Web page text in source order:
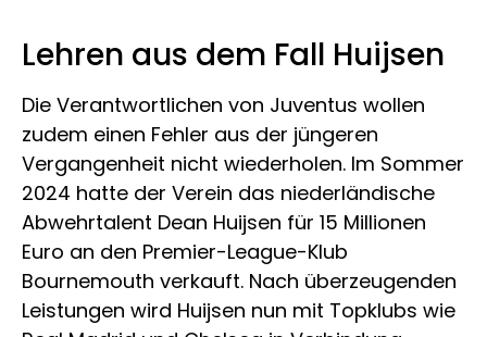
Lehren aus dem Fall Huijsen
Die Verantwortlichen von Juventus wollen
zudem einen Fehler aus der jüngeren
Vergangenheit nicht wiederholen. Im Sommer
2024 hatte der Verein das niederländische
Abwehrtalent Dean Huijsen für 15 Millionen
Euro an den Premier-League-Klub
Bournemouth verkauft. Nach überzeugenden
Leistungen wird Huijsen nun mit Topklubs wie